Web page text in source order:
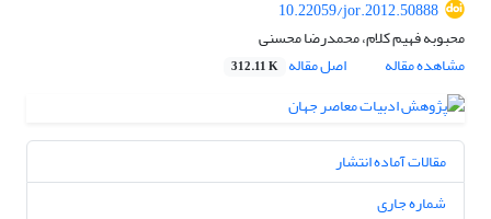
10.22059/jor.2012.50888
محبوبه فهیم کلام، محمدرضا محسنی
مشاهده مقاله
اصل مقاله 312.11 K
مقالات آماده انتشار
شماره جاری